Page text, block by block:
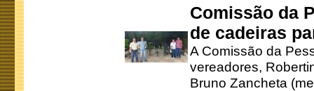
Comissão da
de cadeiras
A Comissão da
vereadores,
Bruno Zancheta